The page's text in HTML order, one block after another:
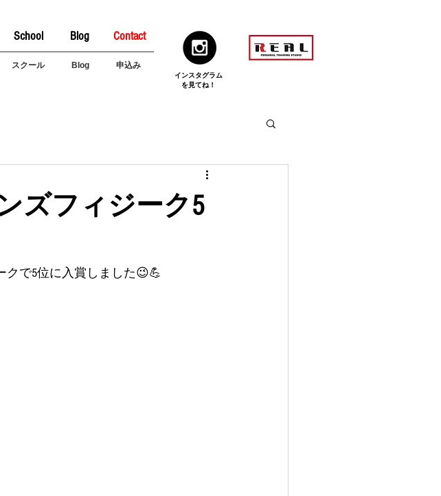
School Blog Contact
スクール Blog 申込み
​インスタグラム
を見てね！
ズフィジーク5
クで5位に入賞しました😉💪